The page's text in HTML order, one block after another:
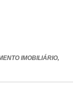
IMOBILIÁRIO,